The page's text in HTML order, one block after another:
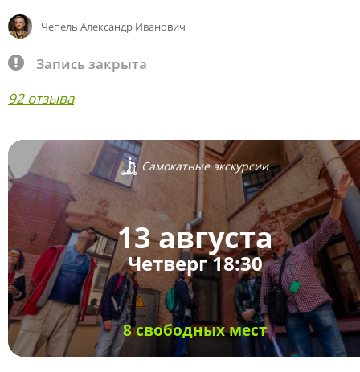
Чепель Александр Иванович
Запись закрыта
92 отзыва
Самокатные экскурсии
13 августа
Четверг 18:30
8 свободных мест